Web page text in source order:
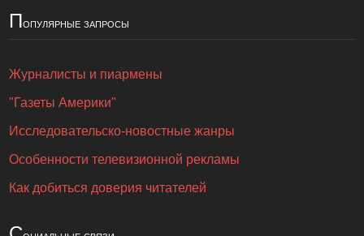
Популярные запросы
Журналисты и пиармены
"Газеты Америки"
Исследовательско-новостные жанры
Особенности телевизионной рекламы
Как добиться доверия читателей